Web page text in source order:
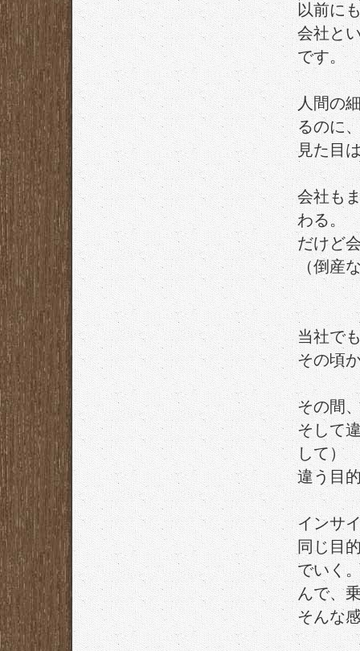
以前に
会社と
です。
人間の
るのに
見た目
会社も
わる。
だけど
（倒産
当社で
その頃
その間
そして
して）
違う目
インサ
同じ目
でいく
んで、
そんな